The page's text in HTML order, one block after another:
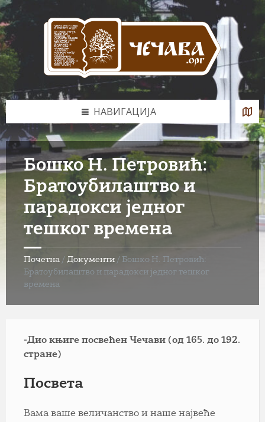
Skip
to
content
Skip
to
left
sidebar
Skip
to
footer
НАВИГАЦИЈА
Бошко Н. Петровић:
Братоубилаштво и
парадокси једног
тешког времена
Почетна / Документи / Бошко Н. Петровић:
Братоубилаштво и парадокси једног тешког
времена
-Дио књиге посвећен Чечави (од 165. до 192.
стране)
Посвета
Вама ваше величанство и наше највеће